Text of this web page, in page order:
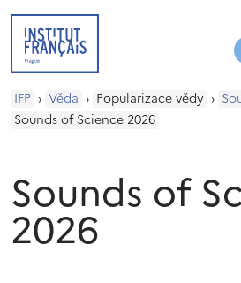
IFP › Věda › Popularizace vědy ›
Sounds of Science 2026
Sounds of
2026